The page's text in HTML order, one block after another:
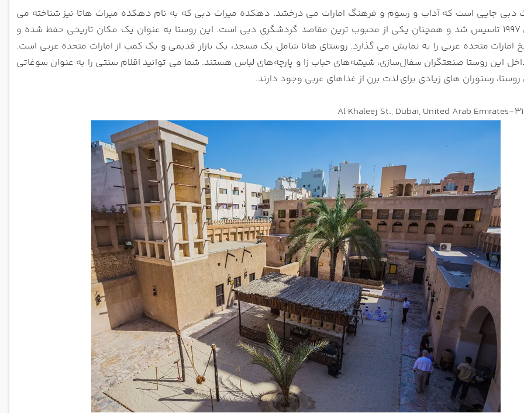
دبی جایی است که آداب و رسوم و فرهنگ امارات می درخشد. دهکده میراث دبی که به نام دهکده میراث هاتا نیز شناخته می
در سال 1997 تاسیس شد و همچنان یکی از محبوب ترین مقاصد گردشگری دبی است. این روستا به عنوان یک مکان تاریخی حفظ شده و
امارات متحده عربی را به نمایش می گذارد. روستای هاتا شامل یک مسجد، یک بازار قدیمی و یک کمپ از امارات متحده عربی است.
این روستا صنعتگران سفال‌سازی، شیشه‌های حباب‌ زا و پارچه‌های لباس هستند. شما می توانید اقلام سنتی را به عنوان سوغاتی
روستا، رستوران های زیادی برای لذت برن از غذاهای عربی وجود دارند.